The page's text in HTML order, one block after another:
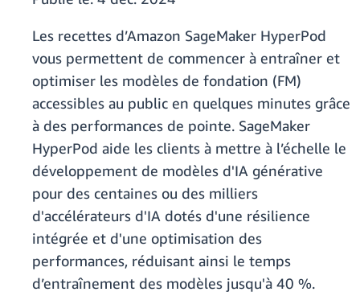
Les recettes d’Amazon SageMaker HyperPod
vous permettent de commencer à entraîner et
optimiser les modèles de fondation (FM)
accessibles au public en quelques minutes grâce
à des performances de pointe. SageMaker
HyperPod aide les clients à mettre à l’échelle le
développement de modèles d'IA générative
pour des centaines ou des milliers
d'accélérateurs d'IA dotés d'une résilience
intégrée et d'une optimisation des
performances, réduisant ainsi le temps
d’entraînement des modèles jusqu'à 40 %.